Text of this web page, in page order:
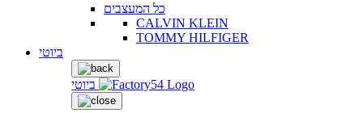
כל המעצבים
CALVIN KLEIN
TOMMY HILFIGER
ביוטי
ביוטי